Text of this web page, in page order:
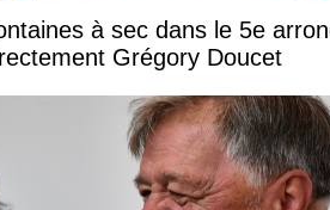
à sec dans le 5e
Grégory Doucet